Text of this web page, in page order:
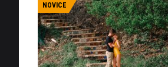
NOVICE